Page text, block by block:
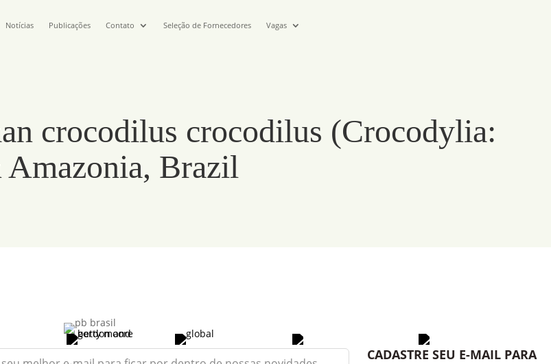
Notícias Publicações Contato Seleção de Fornecedores Vagas
crocodilus crocodilus (Crocodylia:
Brazil
CADASTRE SEU E-MAIL PARA